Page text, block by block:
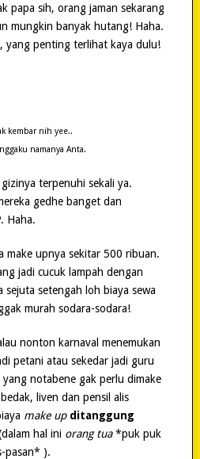
papa sih, orang jaman sekarang
mungkin banyak hutang! Haha.
yang penting terlihat kaya dulu!
kembar nih yee..
namanya Anta.
terpenuhi sekali ya.
gedhe banget dan
Haha.
make upnya sekitar 500 ribuan.
jadi cucuk lampah dengan
setengah loh biaya sewa
murah sodara-sodara!
nonton karnaval menemukan
petani atau sekedar jadi guru
notabene gak perlu dimake
liven dan pensil alis
make up ditanggung
hal ini orang tua*puk puk
pasan* ).